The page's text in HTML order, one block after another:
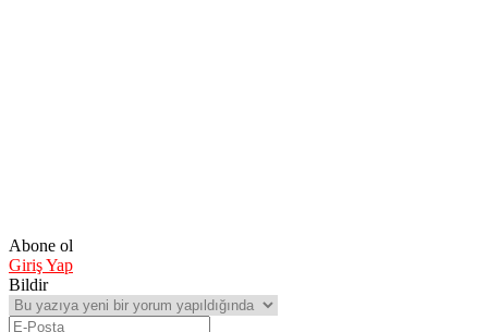
Abone ol
Giriş Yap
Bildir